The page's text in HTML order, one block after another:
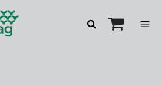
Zoeken